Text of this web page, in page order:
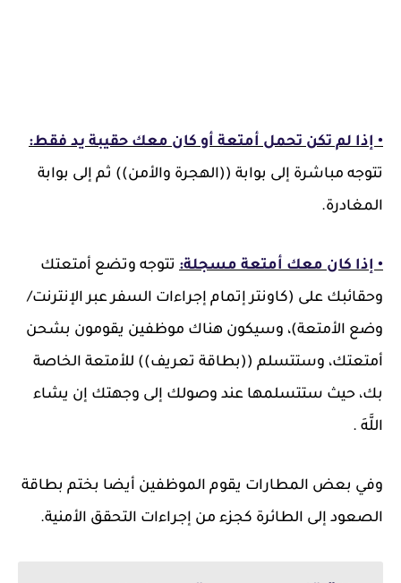
• إذا لم تكن تحمل أمتعة أو كان معك حقيبة يد فقط:
تتوجه مباشرة إلى بوابة ((الهجرة والأمن)) ثم إلى بوابة
المغادرة.
• إذا كان معك أمتعة مسجلة: تتوجه وتضع أمتعتك
وحقائبك على (كاونتر إتمام إجراءات السفر عبر الإنترنت/
وضع الأمتعة)، وسيكون هناك موظفين يقومون بشحن
أمتعتك، وستتسلم ((بطاقة تعريف)) للأمتعة الخاصة
بك، حيث ستتسلمها عند وصولك إلى وجهتك إن يشاء
اللَّهَ .
وفي بعض المطارات يقوم الموظفين أيضا بختم بطاقة
الصعود إلى الطائرة كجزء من إجراءات التحقق الأمنية.